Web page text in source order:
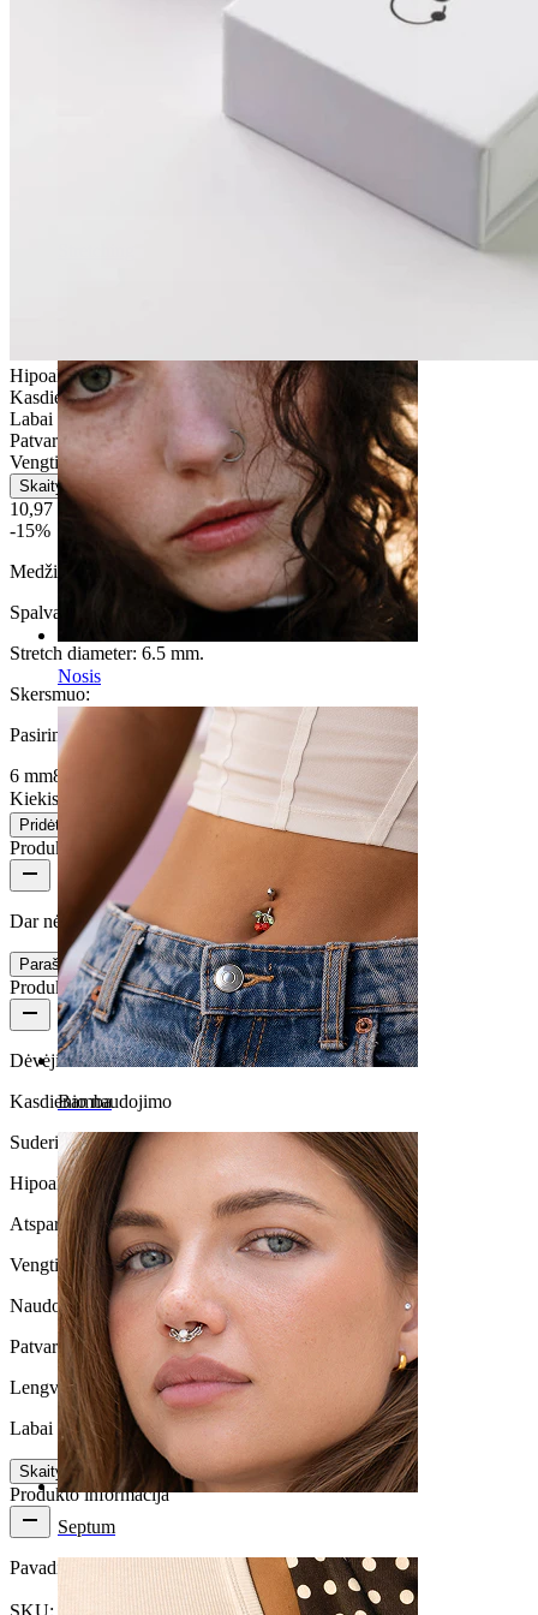
Nosis
Bamba
Septum
Hipoalerginis
Kasdienio naudojimo
Labai lengvas
Patvarus
Vengti vandens
Skaityti daugiau
10,97 €
12,90 €
-15%
Medžiaga:
Mediena
Spalva:
Stretch diameter: 6.5 mm.
Skersmuo:
Pasirinkite Skersmuo
6 mm8 mm 12 mm 14 mm16 mm
Kiekis 1
Pridėti į krepšelį
Produkto atsiliepimai
Dar nėra jokių šios prekės apžvalgų
Parašyti įvertinimą
Produkto kokybė
Dėvėjimo dažnumas
Kasdienio naudojimo
Suderinamumas su oda
Hipoalerginis
Atsparus vandeniui
Vengti vandens
Naudojimo trukmė
Patvarus
Lengva naudoti
Labai lengvas
Skaityti daugiau
Produkto informacija
Pavadinimas: Tunelis iš tamsaus raudonmedžio
SKU: